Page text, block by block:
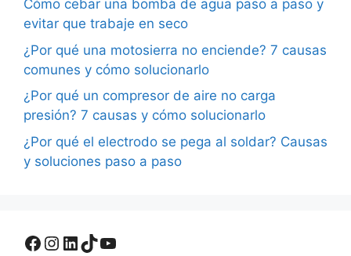
Cómo cebar una bomba de agua paso a paso y
evitar que trabaje en seco
¿Por qué una motosierra no enciende? 7 causas
comunes y cómo solucionarlo
¿Por qué un compresor de aire no carga
presión? 7 causas y cómo solucionarlo
¿Por qué el electrodo se pega al soldar? Causas
y soluciones paso a paso
Facebook
Instagram
LinkedIn
TikTok
YouTube